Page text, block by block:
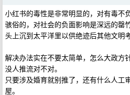
小红书的毒性是非常明显的，对有毒不
骇俗的，对社会的负面影响是深远的罄
头上沉到太平洋里以供绝迹后其他文明考
解决办法实在不要太简单，怎么大政方
没人推流对不对。
只要涉及婚育就别推了，还有什么人工
屋。